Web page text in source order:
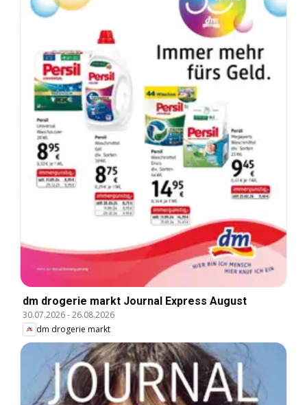
dm drogerie markt Journal Express August
30.07.2026-26.08.2026
dm drogerie markt